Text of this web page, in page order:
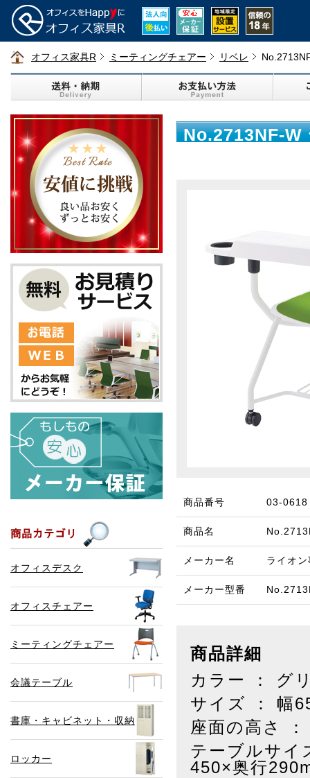
オフィス家具R ミーティングチェアー リベレ
オフィスデスク
オフィスチェアー
ミーティングチェアー
会議テーブル
書庫・キャビネット・収納
ロッカー
No.2713NF-W
商品番号 03-0618
商品名
メーカー名 ライオ
メーカー型番
商品詳細
カラー ： グ
サイズ ： 幅
座面の高さ
テーブルサイ
450×奥行